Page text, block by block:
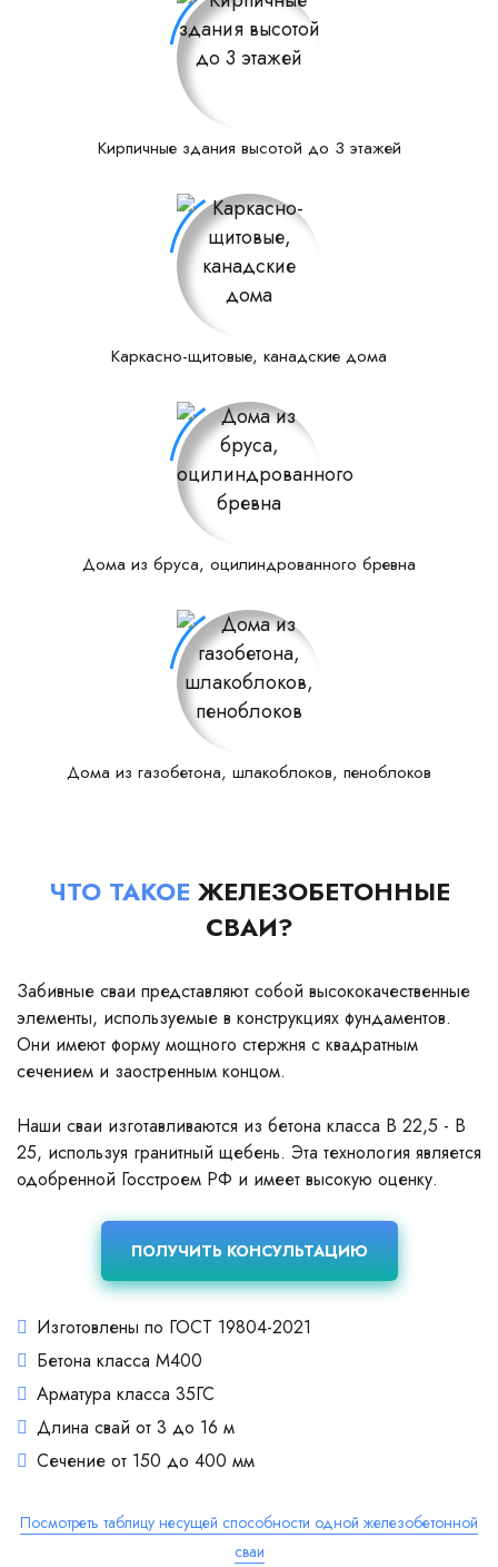
Кирпичные здания высотой до 3 этажей
Каркасно-щитовые, канадские дома
Дома из бруса, оцилиндрованного бревна
Дома из газобетона, шлакоблоков, пеноблоков
ЧТО ТАКОЕ ЖЕЛЕЗОБЕТОННЫЕ
СВАИ?
Забивные сваи представляют собой высококачественные
элементы, используемые в конструкциях фундаментов.
Они имеют форму мощного стержня с квадратным
сечением и заостренным концом.
Наши сваи изготавливаются из бетона класса В 22,5 - В
25, используя гранитный щебень. Эта технология является
одобренной Госстроем РФ и имеет высокую оценку.
ПОЛУЧИТЬ КОНСУЛЬТАЦИЮ
Изготовлены по ГОСТ 19804-2021
Бетона класса М400
Арматура класса 35ГС
Длина свай от 3 до 16 м
Сечение от 150 до 400 мм
Посмотреть таблицу несущей способности одной железобетонной
сваи